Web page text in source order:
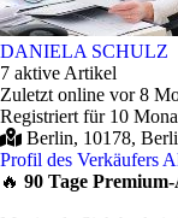
DANIELA SCHULZ
7 aktive Artikel
Zuletzt online vor 8
Registriert für 10
Berlin, 10178,
Profil des Verkäufers
🔥 90 Tage